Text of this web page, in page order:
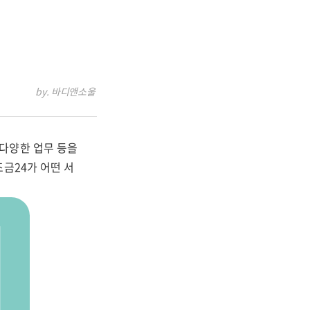
by. 바디앤소울
양한 업무 등을
24가 어떤 서